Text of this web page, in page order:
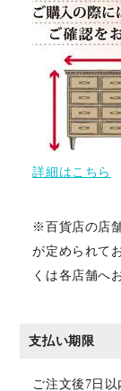
詳細はこちら
※百貨店の店
が定められて
くは各店舗へ
支払い期限
ご注文後7日